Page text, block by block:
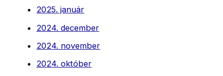
2025. január
2024. december
2024. november
2024. október